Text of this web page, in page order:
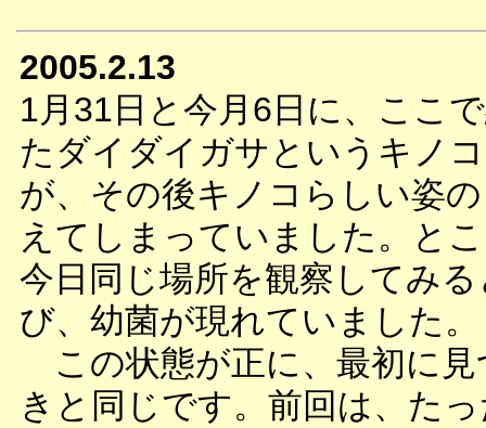
2005.2.13
1月31日と今月6日に、ここ
たダイダイガサというキノ
が、その後キノコらしい姿
えてしまっていました。と
今日同じ場所を観察してみる
び、幼菌が現れていました。
この状態が正に、最初に見
きと同じです。前回は、た